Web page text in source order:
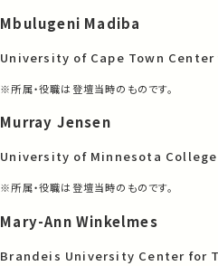
Mbulugeni Madiba
University of Cape Town
※所属・役職は登壇当時のものです。
Murray Jensen
University of Minnesota
※所属・役職は登壇当時のものです。
Mary-Ann Winkelmes
Brandeis University Center for